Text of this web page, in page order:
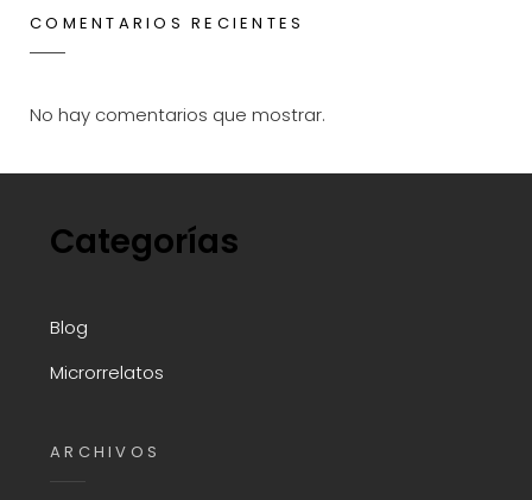
COMENTARIOS RECIENTES
No hay comentarios que mostrar.
Categorías
Blog
Microrrelatos
ARCHIVOS